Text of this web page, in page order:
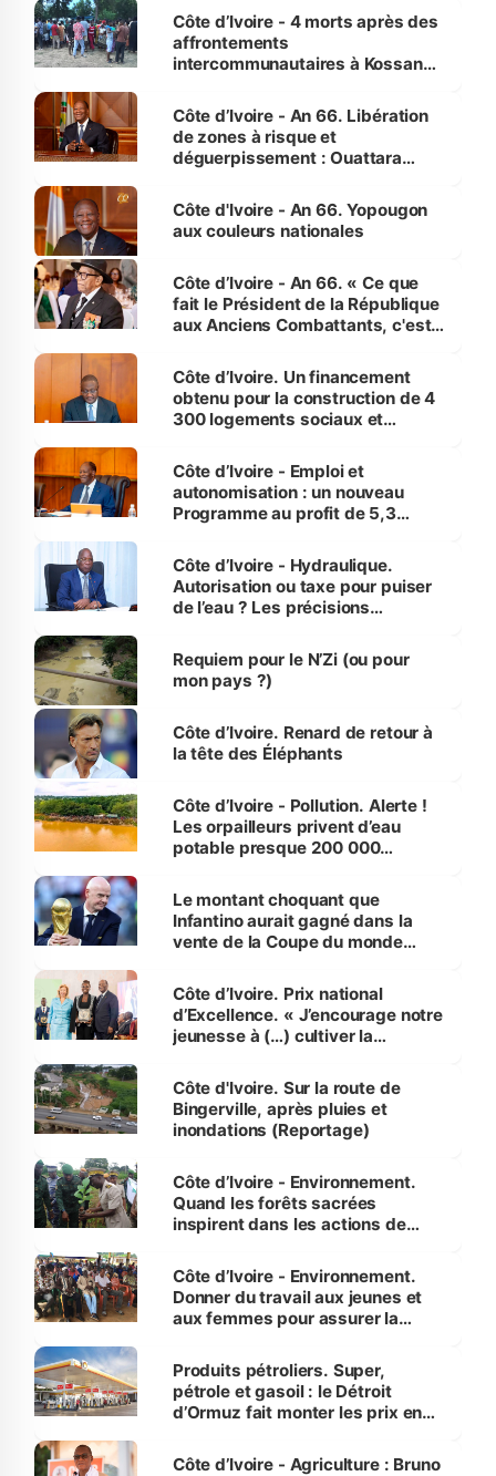
générations futures »
Côte d’Ivoire - 4 morts après des
affrontements
intercommunautaires à Kossandji
milieu des sinistrés
Côte d’Ivoire - An 66. Libération
de zones à risque et
déguerpissement : Ouattara
l'Etat de droit pour préserver les
vies humaines »
Côte d'Ivoire - An 66. Yopougon
aux couleurs nationales
Côte d’Ivoire - An 66. « Ce que
fait le Président de la République
aux Anciens Combattants, c'est
Côte d’Ivoire. Un financement
obtenu pour la construction de 4
300 logements sociaux et
et Yamoussoukro
Côte d’Ivoire - Emploi et
autonomisation : un nouveau
Programme au profit de 5,3
Côte d’Ivoire - Hydraulique.
Autorisation ou taxe pour puiser
de l’eau ? Les précisions
Requiem pour le N’Zi (ou pour
mon pays ?)
Côte d’Ivoire. Renard de retour à
la tête des Éléphants
Côte d’Ivoire - Pollution. Alerte !
Les orpailleurs privent d’eau
potable presque 200 000
Le montant choquant que
Infantino aurait gagné dans la
vente de la Coupe du monde
Côte d’Ivoire. Prix national
d’Excellence. « J’encourage notre
jeunesse à (…) cultiver la
(Alassane Ouattara
Côte d'Ivoire. Sur la route de
Bingerville, après pluies et
inondations (Reportage)
Côte d’Ivoire - Environnement.
Quand les forêts sacrées
inspirent dans les actions de
Côte d’Ivoire - Environnement.
Donner du travail aux jeunes et
aux femmes pour assurer la
menacées
Produits pétroliers. Super,
pétrole et gasoil : le Détroit
d’Ormuz fait monter les prix en
Côte d’Ivoire - Agriculture : Bruno